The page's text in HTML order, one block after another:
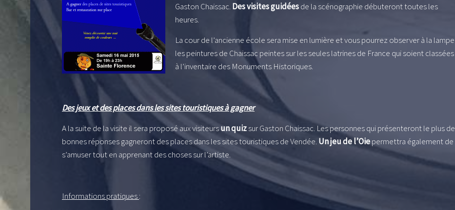
Gaston Chaissac. Des visites guidéesde la scénographie débuteront toutes les
heures.
La cour de l’ancienne école sera mise en lumière et vous pourrez observer à la lampe
les peintures de Chaissac peintes sur les seules latrines de France qui soient classées
à l’inventaire des Monuments Historiques.
Des jeux et des places dans les sites touristiques à gagner
A la suite de la visite il sera proposé aux visiteursun quizsur Gaston Chaissac. Les personnes qui présenteront le plus de
bonnes réponses gagneront des places dans les sites touristiques de Vendée. Un jeu de l’Oiepermettra également de
s’amuser tout en apprenant des choses sur l’artiste.
Informations pratiques: